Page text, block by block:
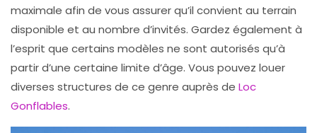
maximale afin de vous assurer qu’il convient au terrain
disponible et au nombre d’invités. Gardez également à
l’esprit que certains modèles ne sont autorisés qu’à
partir d’une certaine limite d’âge. Vous pouvez louer
diverses structures de ce genre auprès de Loc
Gonflables.